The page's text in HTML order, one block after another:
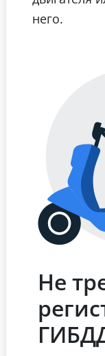
него.
Не